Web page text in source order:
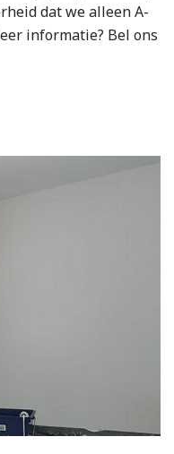
dat we alleen A-
informatie? Bel ons